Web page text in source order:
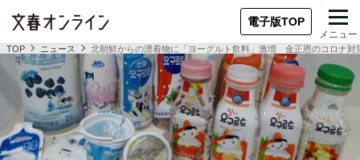
電子版TOP
メニュー
TOP ニュース 北朝鮮からの漂着物に「ヨーグルト飲料」激増 金正恩のコロナ対